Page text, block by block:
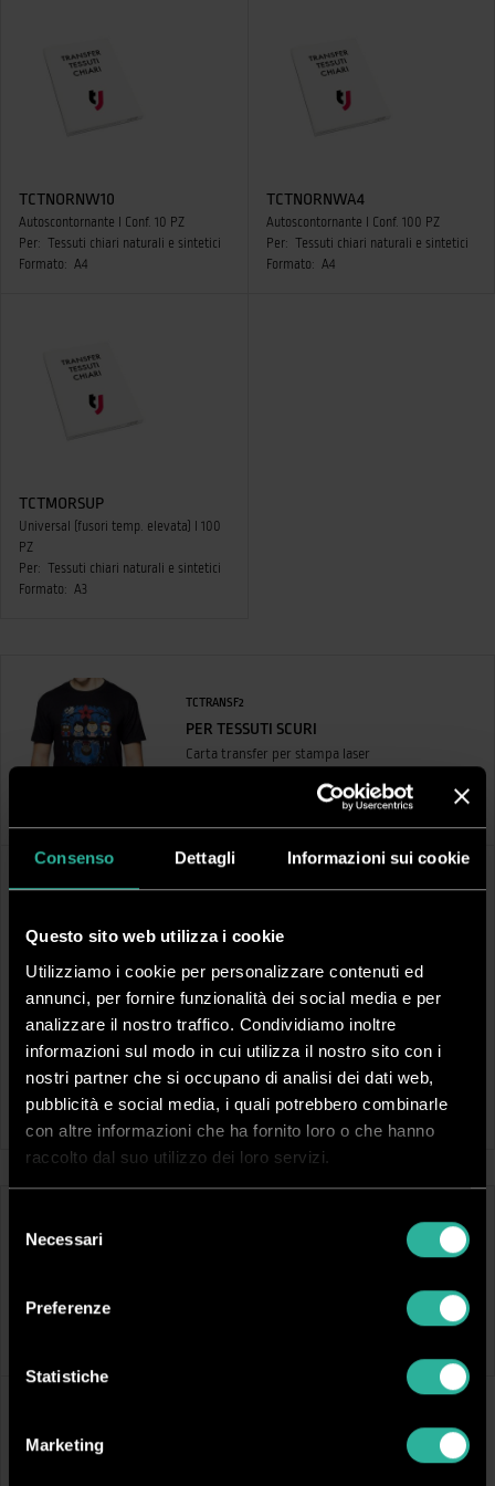
Consenso Dettagli Informazioni sui cookie
Questo sito web utilizza i cookie
Utilizziamo i cookie per personalizzare contenuti ed
annunci, per fornire funzionalità dei social media e per
analizzare il nostro traffico. Condividiamo inoltre
informazioni sul modo in cui utilizza il nostro sito con i
nostri partner che si occupano di analisi dei dati web,
pubblicità e social media, i quali potrebbero combinarle
con altre informazioni che ha fornito loro o che hanno
raccolto dal suo utilizzo dei loro servizi.
delNecessari
Preferenze
Statistiche
Marketing
TCTNORNW10
Autoscontornante I Conf. 10 PZ
Per: Tessuti chiari naturali e sintetici
Formato: A4
TCTNORNWA4
Autoscontornante I Conf. 100 PZ
Per: Tessuti chiari naturali e sintetici
Formato: A4
TCTMORSUP
Universal (fusori temp. elevata) I 100
PZ
Per: Tessuti chiari naturali e sintetici
Formato: A3
TCTRANSF2
PER TESSUTI SCURI
Carta transfer per stampa laser
TCTBLANC
Solo I Conf. 50 PZ
Per: Tessuti scuri naturali e sintetici
TCTPEW
Autoscontornante I Conf. 50 PZ
Per: Tessuti scuri naturali e sintetici